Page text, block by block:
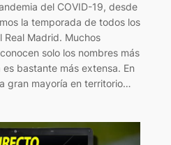
del COVID-19, desde
la temporada de todos los
Madrid. Muchos
solo los nombres más
bastante más extensa. En
gran mayoría en territorio…